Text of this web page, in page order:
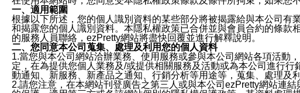
一、適用範圍
根據以下所述，您的個人識別資料的某些部分將被揭露給與本公司
和揭露您的個人識別資料。本隱私權政策已合併並與會員合約的條款
的服務人員聯絡，ezPretty網站將盡快回覆並進行解釋說明。
二、您同意本公司蒐集、處理及利用您的個人資料
1.當您與本公司網站洽辦業務、使用服務或參與本公司網站各項活動
定，在為提供您個人業務及/或提供相關服務及活動或為本公司進行
動通知、新服務、新產品之通知、行銷分析等用途等，蒐集、處理及
2.請您注意，在本網站刊登廣告之第三人或與本公司ezPretty網站連